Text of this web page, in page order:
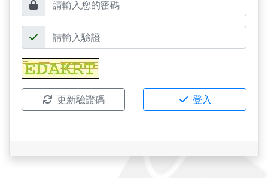
驗證碼
更新驗證碼 登入